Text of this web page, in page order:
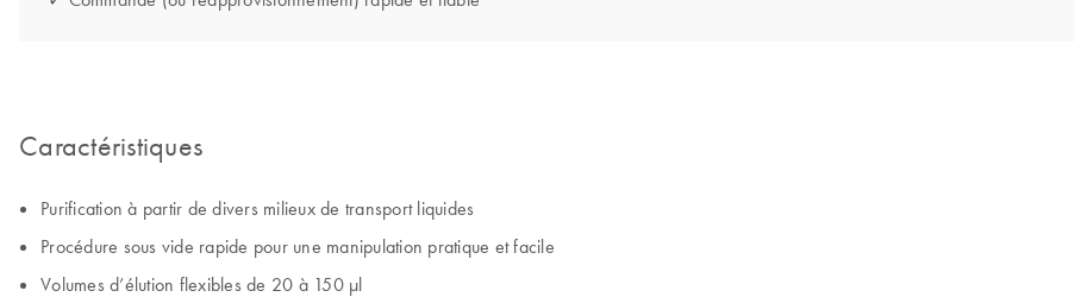
Caractéristiques
Purification à partir de divers milieux de transport liquides
Procédure sous vide rapide pour une manipulation pratique et facile
Volumes d’élution flexibles de 20 à 150 µl